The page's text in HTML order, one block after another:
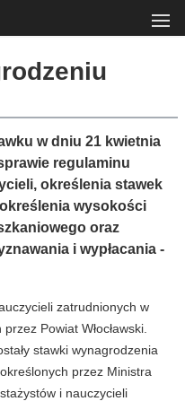
w dniu 21 kwietnia
regulaminu
określenia stawek
wysokości
oraz
i wypłacania -
zatrudnionych w
Powiat Włocławski.
stawki wynagrodzenia
przez Ministra
i nauczycieli